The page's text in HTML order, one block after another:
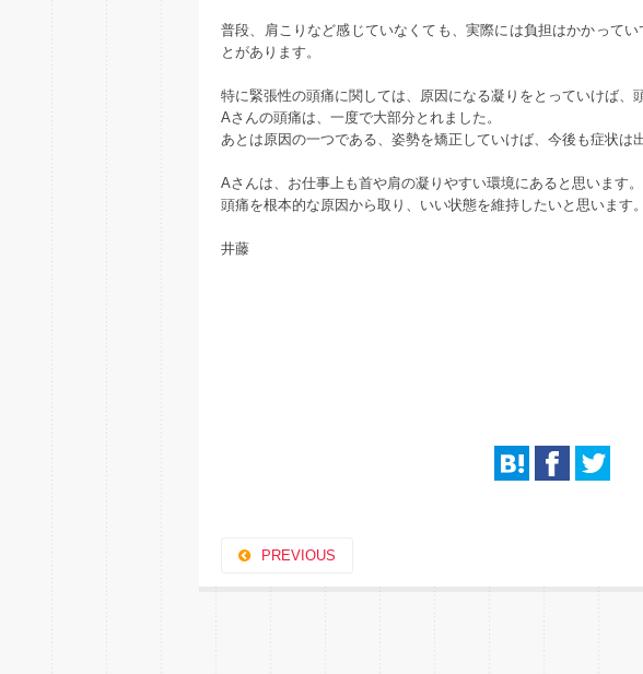
普段、肩こりなど感じていなくても、実際には負担はかかって
とがあります。
特に緊張性の頭痛に関しては、原因になる凝りをとっていけば、
Aさんの頭痛は、一度で大部分とれました。
あとは原因の一つである、姿勢を矯正していけば、今後も症状は
Aさんは、お仕事上も首や肩の凝りやすい環境にあると思います。
頭痛を根本的な原因から取り、いい状態を維持したいと思います。
井藤
PREVIOUS